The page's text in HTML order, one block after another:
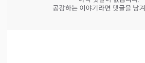
공감하는 이야기라면 댓글을 남